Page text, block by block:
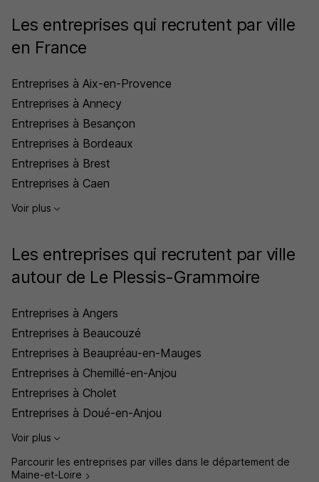
Les entreprises qui recrutent par ville
en France
Entreprises à Aix-en-Provence
Entreprises à Annecy
Entreprises à Besançon
Entreprises à Bordeaux
Entreprises à Brest
Entreprises à Caen
Voir plus
Les entreprises qui recrutent par ville
autour de Le Plessis-Grammoire
Entreprises à Angers
Entreprises à Beaucouzé
Entreprises à Beaupréau-en-Mauges
Entreprises à Chemillé-en-Anjou
Entreprises à Cholet
Entreprises à Doué-en-Anjou
Voir plus
Parcourir les entreprises par villes dans le département de
Maine-et-Loire